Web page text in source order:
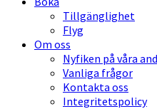
Tillgänglighet
Flyg
Om oss
Nyfiken på våra
Vanliga frågor
Kontakta oss
Integritetspolicy